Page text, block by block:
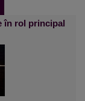
în rol principal